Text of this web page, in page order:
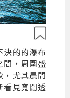
決的的瀑布
間，周圍盛
，尤其晨間
看見寬闊透